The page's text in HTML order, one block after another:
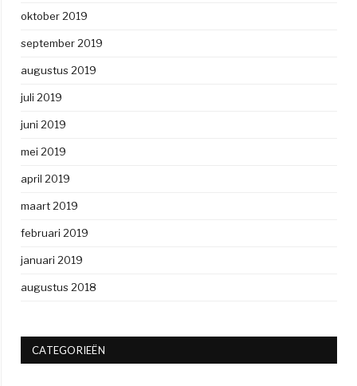
oktober 2019
september 2019
augustus 2019
juli 2019
juni 2019
mei 2019
april 2019
maart 2019
februari 2019
januari 2019
augustus 2018
CATEGORIEËN